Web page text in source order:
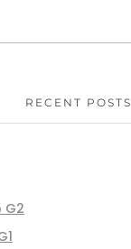
RECENT POSTS
G2